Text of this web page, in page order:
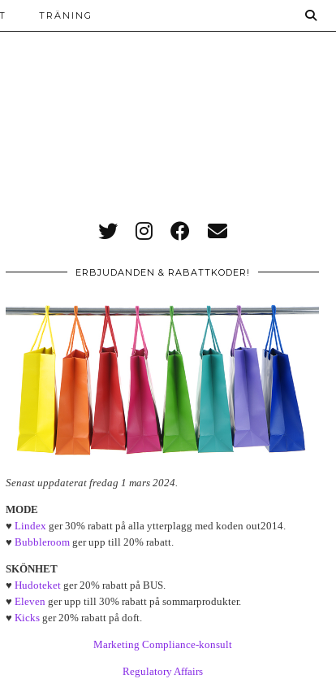
TRÄNING
ERBJUDANDEN & RABATTKODER!
Senast uppdaterat fredag 1 mars 2024.
MODE
♥ Lindex ger 30% rabatt på alla ytterplagg med koden out2014.
♥ Bubbleroom ger upp till 20% rabatt.
SKÖNHET
♥ Hudoteket ger 20% rabatt på BUS.
♥ Eleven ger upp till 30% rabatt på sommarprodukter.
♥ Kicks ger 20% rabatt på doft.
Marketing Compliance-konsult
Regulatory Affairs